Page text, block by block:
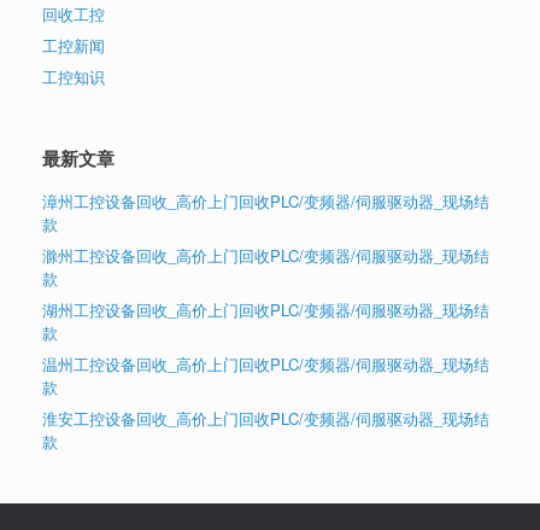
回收工控
工控新闻
工控知识
最新文章
漳州工控设备回收_高价上门回收PLC/变频器/伺服驱动器_现场结
款
滁州工控设备回收_高价上门回收PLC/变频器/伺服驱动器_现场结
款
湖州工控设备回收_高价上门回收PLC/变频器/伺服驱动器_现场结
款
温州工控设备回收_高价上门回收PLC/变频器/伺服驱动器_现场结
款
淮安工控设备回收_高价上门回收PLC/变频器/伺服驱动器_现场结
款